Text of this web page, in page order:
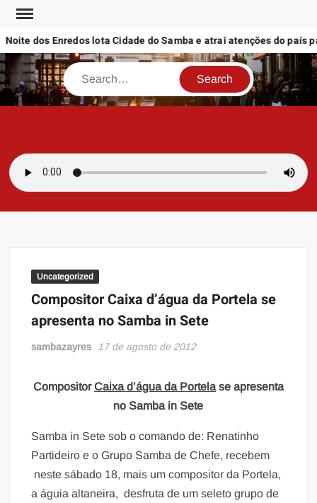
Skip
contentdos Enredos lota Cidade do Samba e atrai atenções do país
Search
Uncategorized
Compositor Caixa d’água da Portela se
apresenta no Samba in Sete
sambazayres 17 de agosto de 2012
CompositorCaixa d’água da Portelase apresenta
no Samba in Sete
Samba in Sete sob o comando de: Renatinho
Partideiro e o Grupo Samba de Chefe, recebem
neste sábado 18, mais um compositor da Portela,
a águia altaneira, desfruta de um seleto grupo de